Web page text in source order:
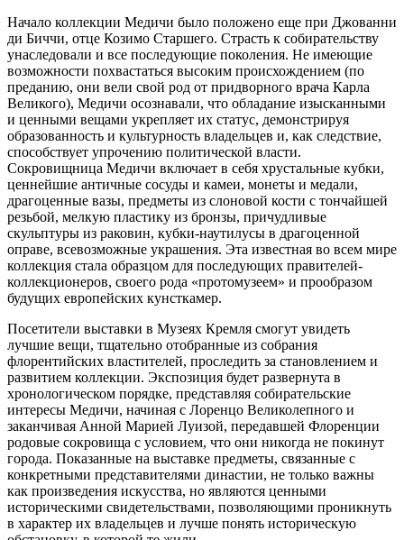
Начало коллекции Медичи было положено еще при Джованни
ди Биччи, отце Козимо Старшего. Страсть к собирательству
унаследовали и все последующие поколения. Не имеющие
возможности похвастаться высоким происхождением (по
преданию, они вели свой род от придворного врача Карла
Великого), Медичи осознавали, что обладание изысканными
и ценными вещами укрепляет их статус, демонстрируя
образованность и культурность владельцев и, как следствие,
способствует упрочению политической власти.
Сокровищница Медичи включает в себя хрустальные кубки,
ценнейшие античные сосуды и камеи, монеты и медали,
драгоценные вазы, предметы из слоновой кости с тончайшей
резьбой, мелкую пластику из бронзы, причудливые
скульптуры из раковин, кубки-наутилусы в драгоценной
оправе, всевозможные украшения. Эта известная во всем мире
коллекция стала образцом для последующих правителей-
коллекционеров, своего рода «протомузеем» и прообразом
будущих европейских кунсткамер.
Посетители выставки в Музеях Кремля смогут увидеть
лучшие вещи, тщательно отобранные из собрания
флорентийских властителей, проследить за становлением и
развитием коллекции. Экспозиция будет развернута в
хронологическом порядке, представляя собирательские
интересы Медичи, начиная с Лоренцо Великолепного и
заканчивая Анной Марией Луизой, передавшей Флоренции
родовые сокровища с условием, что они никогда не покинут
города. Показанные на выставке предметы, связанные с
конкретными представителями династии, не только важны
как произведения искусства, но являются ценными
историческими свидетельствами, позволяющими проникнуть
в характер их владельцев и лучше понять историческую